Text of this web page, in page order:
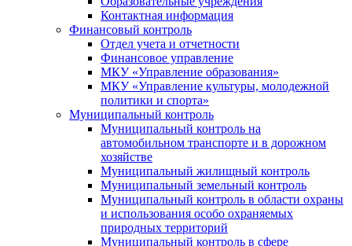
Контактная информация
Финансовый контроль
Отдел учета и отчетности
Финансовое управление
МКУ «Управление образования»
МКУ «Управление культуры, молодежной
политики и спорта»
Муниципальный контроль
Муниципальный контроль на
автомобильном транспорте и в дорожном
хозяйстве
Муниципальный жилищный контроль
Муниципальный земельный контроль
Муниципальный контроль в области охраны
и использования особо охраняемых
природных территорий
Муниципальный контроль в сфере